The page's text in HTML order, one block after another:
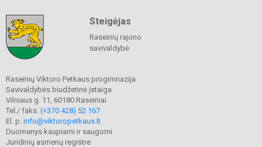
Steigėjas
Raseinių rajono
savivaldybė
Raseinių Viktoro Petkaus progimnazija
Savivaldybės biudžetinė įstaiga
Vilniaus g. 11, 60180 Raseiniai
Tel./ faks. (+370 428) 52 167
El. p. info@viktoropetkaus.lt
Duomenys kaupiami ir saugomi
Juridinių asmenų registre